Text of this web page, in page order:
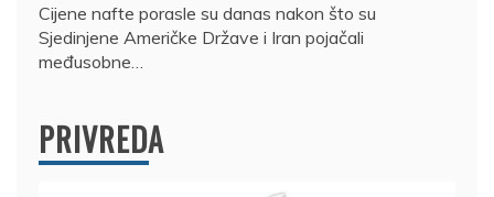
Cijene nafte porasle su danas nakon što su
Sjedinjene Američke Države i Iran pojačali
međusobne…
PRIVREDA